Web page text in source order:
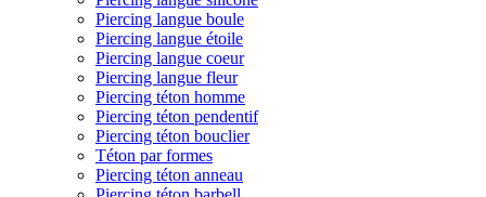
Piercing langue boule
Piercing langue étoile
Piercing langue coeur
Piercing langue fleur
Piercing téton homme
Piercing téton pendentif
Piercing téton bouclier
Téton par formes
Piercing téton anneau